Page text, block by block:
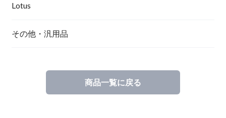
Lotus
その他・汎用品
商品一覧に戻る